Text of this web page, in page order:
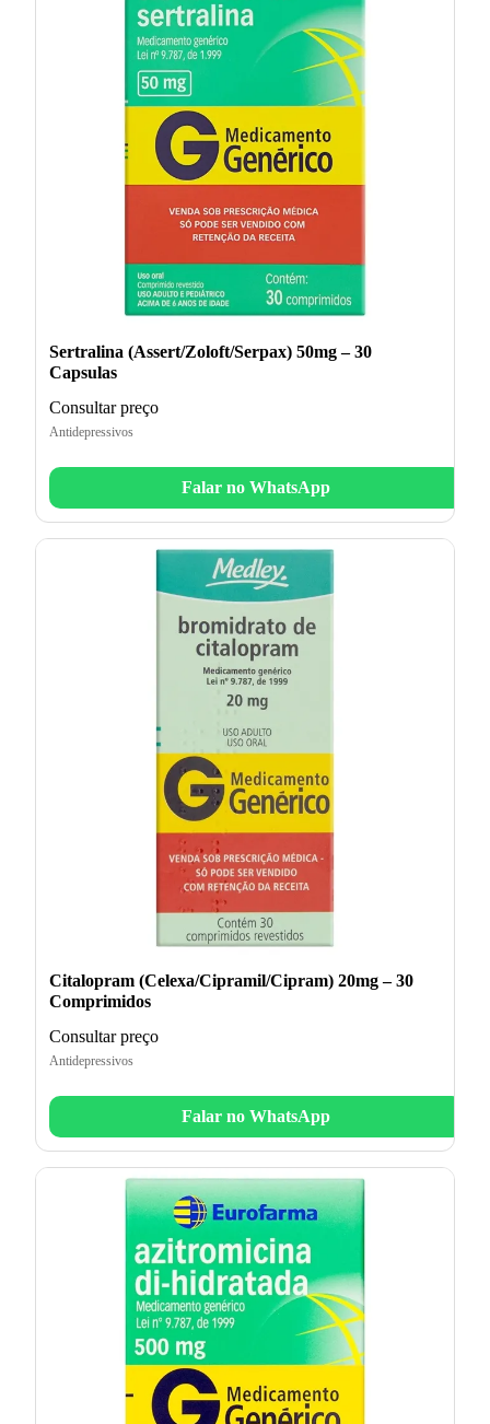
Sertralina (Assert/Zoloft/Serpax) 50mg – 30
Capsulas
Consultar preço
Antidepressivos
Falar no WhatsApp
Citalopram (Celexa/Cipramil/Cipram) 20mg – 30
Comprimidos
Consultar preço
Antidepressivos
Falar no WhatsApp